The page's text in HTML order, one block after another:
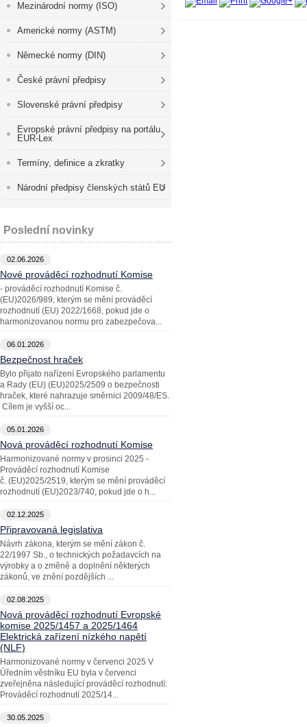
Mezinárodní normy (ISO)
Americké normy (ASTM)
Německé normy (DIN)
České právní předpisy
Slovenské právní předpisy
Evropské právní předpisy na portálu
EUR-Lex
Termíny, definice a zkratky
Národní předpisy členských států EU
Poslední novinky
02.06.2026
Nové prováděcí rozhodnutí Komise
- prováděcí rozhodnutí Komise č.
(EU)2026/989, kterým se mění prováděcí
rozhodnutí (EU) 2022/1668, pokud jde o
harmonizovanou normu pro zabezpečova...
06.01.2026
Bezpečnost hraček
Bylo přijato nařízení Evropského parlamentu
a Rady (EU) (EU)2025/2509 o bezpečnosti
hraček, které nahrazuje směrnici 2009/48/ES.
Cílem je vyšší oc...
05.01.2026
Nová prováděcí rozhodnutí Komise
Harmonizované normy v prosinci 2025 -
Prováděcí rozhodnutí Komise
č. (EU)2025/2519, kterým se mění prováděcí
rozhodnutí (EU)2023/740, pokud jde o h...
02.12.2025
Připravovaná legislativa
Návrh zákona, kterým se mění zákon č.
22/1997 Sb., o technických požadavcích na
výrobky a o změně a doplnění některých
zákonů, ve znění pozdějších ...
02.08.2025
Nová prováděcí rozhodnutí Evropské
komise 2025/1457 a 2025/1464
Elektrická zařízení nízkého napětí
(NLF)
Harmonizované normy v červenci 2025 V
Úředním věstníku EU byla v červenci
zveřejněna následující prováděcí rozhodnutí:
Prováděcí rozhodnutí 2025/14...
30.05.2025